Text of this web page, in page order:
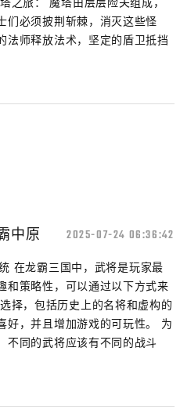
们必须披荆斩棘，消灭这些怪
法师释放法术，坚定的盾卫抵挡
中原 2025-07-24 06:36:42
在龙霸三国中，武将是玩家最
和策略性，可以通过以下方式来
择，包括历史上的名将和虚构的
好，并且增加游戏的可玩性。 为
不同的武将应该有不同的战斗